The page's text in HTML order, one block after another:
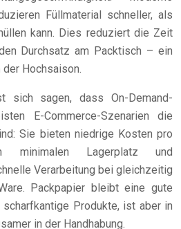
Füllmaterial schneller, als
kann. Dies reduziert die Zeit
Durchsatz am Packtisch – ein
Hochsaison.
sich sagen, dass On-Demand-
E-Commerce-Szenarien die
Sie bieten niedrige Kosten pro
minimalen Lagerplatz und
Verarbeitung bei gleichzeitig
Packpapier bleibt eine gute
Produkte, ist aber in
in der Handhabung.